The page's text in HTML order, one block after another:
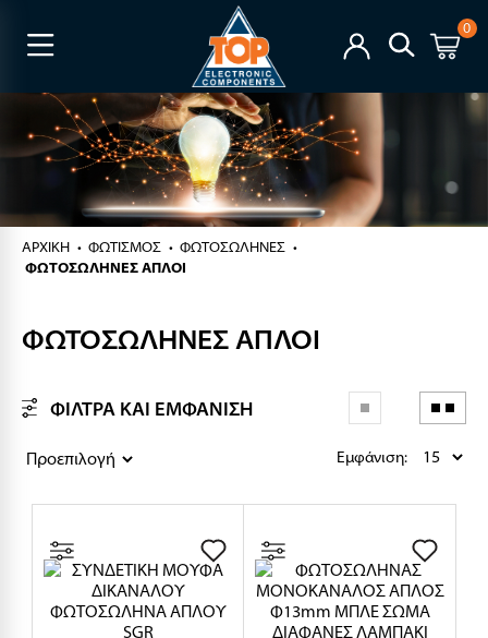
0
ΑΡΧΙΚΉ ΦΩΤΙΣΜΟΣ
ΦΩΤΟΣΩΛΗΝΕΣ
ΦΩΤΟΣΩΛΗΝΕΣ ΑΠΛΟΙ
ΦΩΤΟΣΩΛΗΝΕΣ ΑΠΛΟΙ
ΦΙΛΤΡΑ ΚΑΙ ΕΜΦΑΝΙΣΗ
Εμφάνιση: